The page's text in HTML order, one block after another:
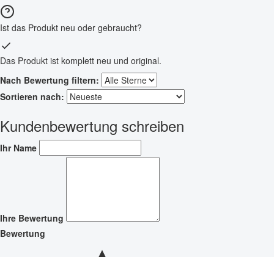
Ist das Produkt neu oder gebraucht?
Das Produkt ist komplett neu und original.
Nach Bewertung filtern:
Sortieren nach:
Kundenbewertung schreiben
Ihr Name
Ihre Bewertung
Bewertung